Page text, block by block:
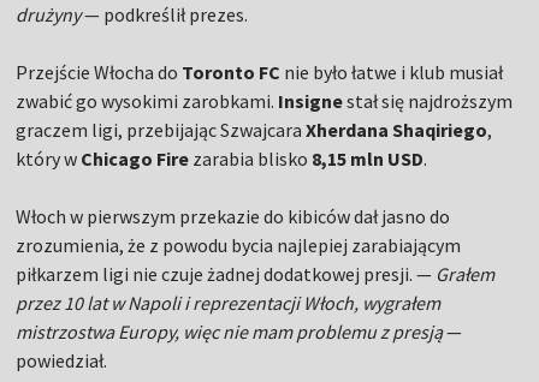
drużyny— podkreślił prezes.
Przejście Włocha do Toronto FC nie było łatwe i klub musiał
zwabić go wysokimi zarobkami. Insignestał się najdroższym
graczem ligi, przebijając SzwajcaraXherdana Shaqiriego,
który w Chicago Fire zarabia blisko 8,15 mln USD.
Włoch w pierwszym przekazie do kibiców dał jasno do
zrozumienia, że z powodu bycia najlepiej zarabiającym
piłkarzem ligi nie czuje żadnej dodatkowej presji. — Grałem
przez 10 lat w Napoli i reprezentacji Włoch, wygrałem
mistrzostwa Europy, więc nie mam problemu z presją—
powiedział.